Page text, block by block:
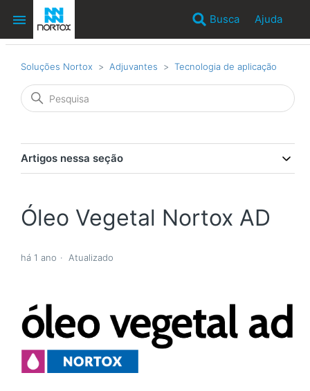
Busca Ajuda
Soluções Nortox Adjuvantes Tecnologia de aplicação
Artigos nessa seção
Óleo Vegetal Nortox AD
há 1 ano Atualizado